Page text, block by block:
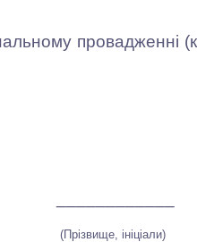
провадженні
(Прізвище, ініціали)